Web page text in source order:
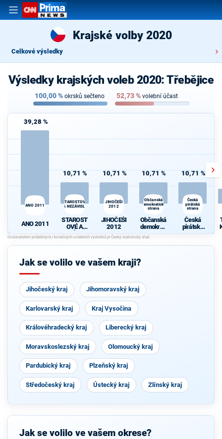
Krajské volby 2020
Celkové výsledky
Výsledky krajských voleb 2020: Třebějice
100,00% okrsků sečteno 52,73% volební účast
39,28 %
ANO 2011
ANO 2011
10,71 %
STAROSTOVÉ
A NEZÁVISLÍ
STAROST
OVÉ A
NEZÁVISL
Í
10,71 %
JIHOČEŠI
2012
JIHOČEŠI
2012
10,71 %
Občanská
demokratická
strana
Občanská
demokrati
cká strana
10,71 %
Česká
pirátská
strana
Česká
pirátská
strana
Jak se volilo ve vašem kraji?
Jihočeský kraj Jihomoravský kraj
Karlovarský kraj Kraj Vysočina
Královéhradecký kraj Liberecký kraj
Moravskoslezský kraj Olomoucký kraj
Pardubický kraj Plzeňský kraj
Středočeský kraj Ústecký kraj Zlínský kraj
Jak se volilo ve vašem okrese?